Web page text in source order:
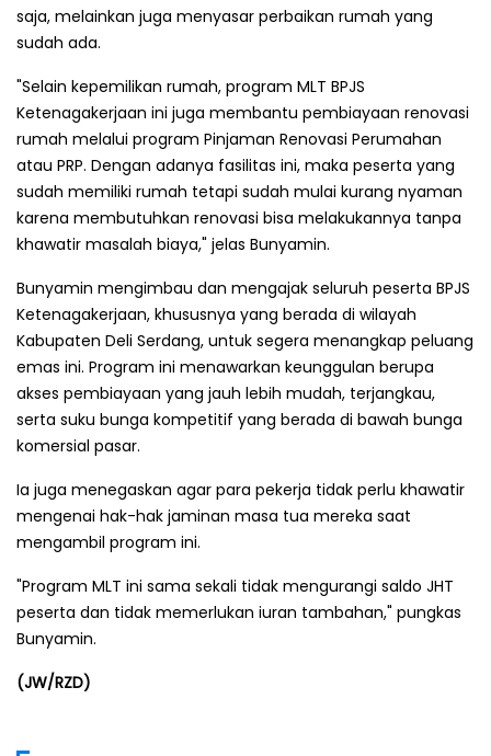
saja, melainkan juga menyasar perbaikan rumah yang
sudah ada.
"Selain kepemilikan rumah, program MLT BPJS
Ketenagakerjaan ini juga membantu pembiayaan renovasi
rumah melalui program Pinjaman Renovasi Perumahan
atau PRP. Dengan adanya fasilitas ini, maka peserta yang
sudah memiliki rumah tetapi sudah mulai kurang nyaman
karena membutuhkan renovasi bisa melakukannya tanpa
khawatir masalah biaya," jelas Bunyamin.
Bunyamin mengimbau dan mengajak seluruh peserta BPJS
Ketenagakerjaan, khususnya yang berada di wilayah
Kabupaten Deli Serdang, untuk segera menangkap peluang
emas ini. Program ini menawarkan keunggulan berupa
akses pembiayaan yang jauh lebih mudah, terjangkau,
serta suku bunga kompetitif yang berada di bawah bunga
komersial pasar.
Ia juga menegaskan agar para pekerja tidak perlu khawatir
mengenai hak-hak jaminan masa tua mereka saat
mengambil program ini.
"Program MLT ini sama sekali tidak mengurangi saldo JHT
peserta dan tidak memerlukan iuran tambahan," pungkas
Bunyamin.
(JW/RZD)